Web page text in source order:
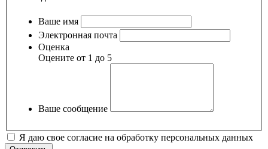
Ваше имя
Электронная почта
Оценка
Оцените от 1 до 5
Ваше сообщение
Я даю свое согласие на обработку персональных данных